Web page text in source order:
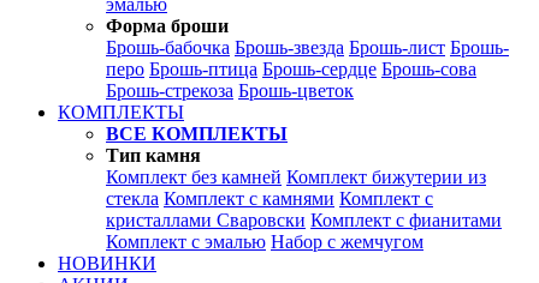
эмалью
Форма броши
Брошь-бабочка Брошь-звезда Брошь-лист Брошь-
перо Брошь-птица Брошь-сердце Брошь-сова
Брошь-стрекоза Брошь-цветок
КОМПЛЕКТЫ
ВСЕ КОМПЛЕКТЫ
Тип камня
Комплект без камней Комплект бижутерии из
стекла Комплект с камнями Комплект с
кристаллами Сваровски Комплект с фианитами
Комплект с эмалью Набор с жемчугом
НОВИНКИ